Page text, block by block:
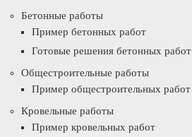
Бетонные работы
Пример бетонных работ
Готовые решения бетонных работ
Общестроительные работы
Пример общестроительных работ
Кровельные работы
Пример кровельных работ